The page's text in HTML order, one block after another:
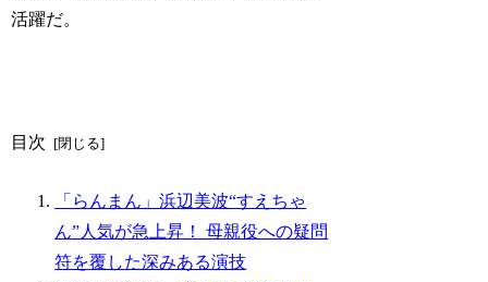
活躍だ。
目次
「らんまん」浜辺美波“すえちゃ
ん”人気が急上昇！ 母親役への疑問
符を覆した深みある演技